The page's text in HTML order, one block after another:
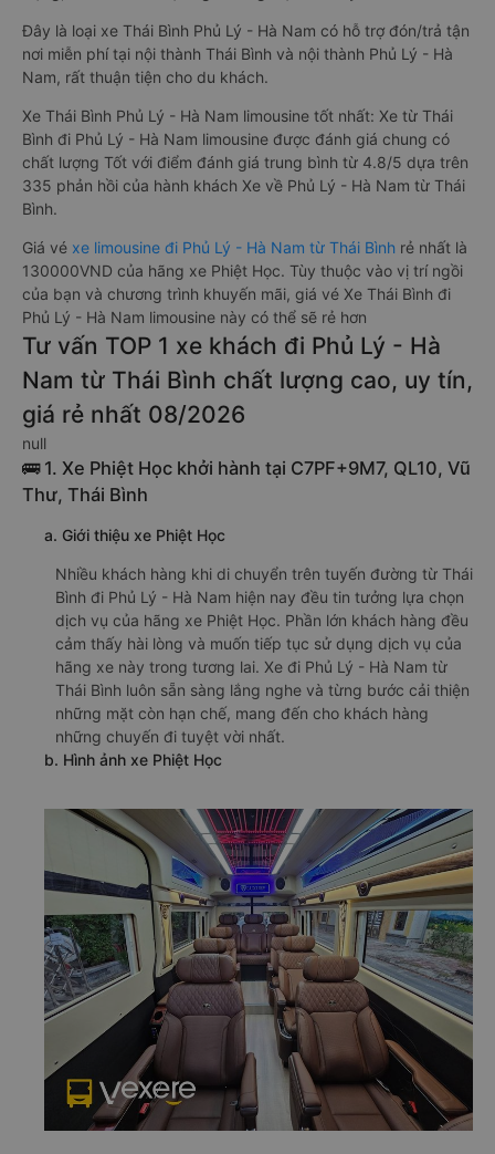
Đây là loại xe Thái Bình Phủ Lý - Hà Nam có hỗ trợ đón/trả tận
nơi miễn phí tại nội thành Thái Bình và nội thành Phủ Lý - Hà
Nam, rất thuận tiện cho du khách.
Xe Thái Bình Phủ Lý - Hà Nam limousine tốt nhất: Xe từ Thái
Bình đi Phủ Lý - Hà Nam limousine được đánh giá chung có
chất lượng Tốt với điểm đánh giá trung bình từ 4.8/5 dựa trên
335 phản hồi của hành khách Xe về Phủ Lý - Hà Nam từ Thái
Bình.
Giá vé xe limousine đi Phủ Lý - Hà Nam từ Thái Bình rẻ nhất là
130000VND của hãng xe Phiệt Học. Tùy thuộc vào vị trí ngồi
của bạn và chương trình khuyến mãi, giá vé Xe Thái Bình đi
Phủ Lý - Hà Nam limousine này có thể sẽ rẻ hơn
Tư vấn TOP 1 xe khách đi Phủ Lý - Hà
Nam từ Thái Bình chất lượng cao, uy tín,
giá rẻ nhất 08/2026
null
🚌 1. Xe Phiệt Học khởi hành tại C7PF+9M7, QL10, Vũ
Thư, Thái Bình
a. Giới thiệu xe Phiệt Học
Nhiều khách hàng khi di chuyển trên tuyến đường từ Thái
Bình đi Phủ Lý - Hà Nam hiện nay đều tin tưởng lựa chọn
dịch vụ của hãng xe Phiệt Học. Phần lớn khách hàng đều
cảm thấy hài lòng và muốn tiếp tục sử dụng dịch vụ của
hãng xe này trong tương lai. Xe đi Phủ Lý - Hà Nam từ
Thái Bình luôn sẵn sàng lắng nghe và từng bước cải thiện
những mặt còn hạn chế, mang đến cho khách hàng
những chuyến đi tuyệt vời nhất.
b. Hình ảnh xe Phiệt Học